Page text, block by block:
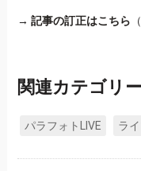
→ 記事の訂正はこちら
関連カテゴリ
パラフォトLIVE ラ